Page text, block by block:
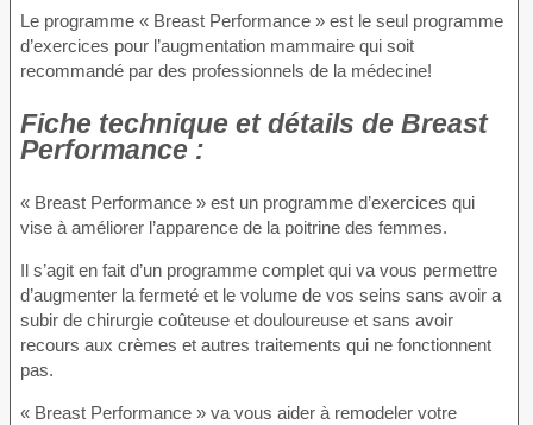
Le programme « Breast Performance » est le seul programme
d’exercices pour l’augmentation mammaire qui soit
recommandé par des professionnels de la médecine!
Fiche technique et détails de Breast
Performance :
« Breast Performance » est un programme d’exercices qui
vise à améliorer l’apparence de la poitrine des femmes.
Il s’agit en fait d’un programme complet qui va vous permettre
d’augmenter la fermeté et le volume de vos seins sans avoir a
subir de chirurgie coûteuse et douloureuse et sans avoir
recours aux crèmes et autres traitements qui ne fonctionnent
pas.
« Breast Performance » va vous aider à remodeler votre